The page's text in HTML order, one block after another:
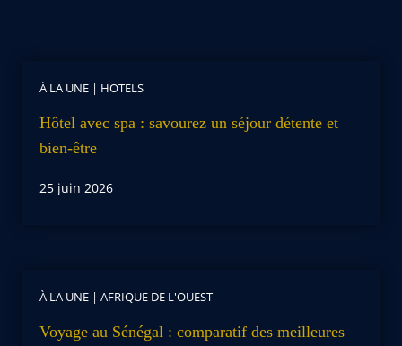
À LA UNE | HOTELS
Hôtel avec spa : savourez un séjour détente et
bien-être
25 juin 2026
À LA UNE | AFRIQUE DE L'OUEST
Voyage au Sénégal : comparatif des meilleures